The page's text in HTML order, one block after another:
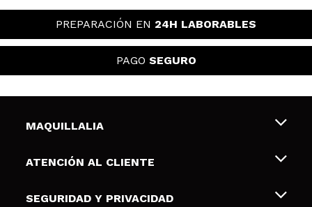
PREPARACIÓN EN 24H LABORABLES
PAGO SEGURO
MAQUILLALIA
Sobre nosotros
Tarjetas de Regalo
ATENCIÓN AL CLIENTE
Envíos y devoluciones
SEGURIDAD Y PRIVACIDAD